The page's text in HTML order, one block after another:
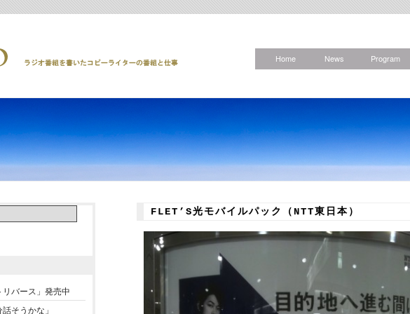
Home News Program
バース」発売中
そうかな」
FLET’S光モバイルパック（NTT東日本）